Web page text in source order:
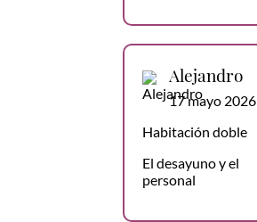
Alejandro
17 mayo 2026
Habitación doble
El desayuno y el
personal